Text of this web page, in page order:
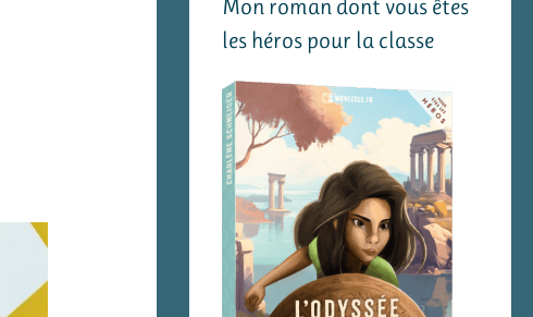
Mon roman dont vous êtes
les héros pour la classe